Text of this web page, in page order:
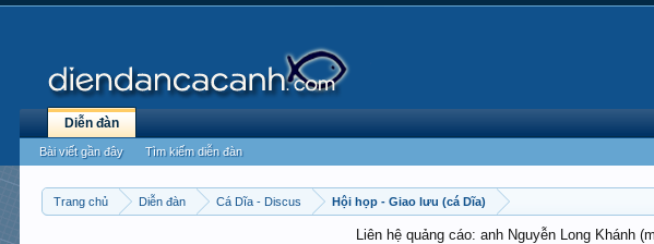
Trang chủ Diễn đàn Cá Dĩa - Discus Hội họp - Giao lưu (cá Dĩa)
Liên hệ quảng cáo: anh Nguyễn Long Khánh
Diễn đàn
Bài viết gần đây Tìm kiếm diễn đàn